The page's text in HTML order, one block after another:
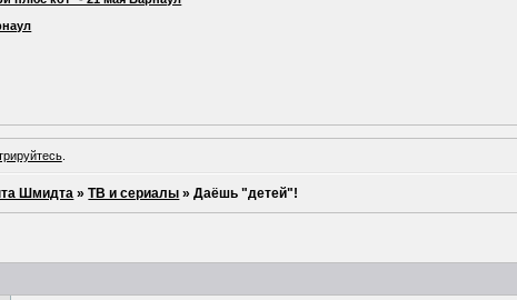
.
Шмидта »ТВ и сериалы »Даёшь "детей"!